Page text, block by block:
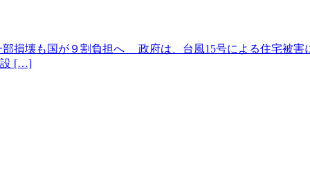
壊も国が９割負担へ 政府は、台風15号による住宅被害
設 […]